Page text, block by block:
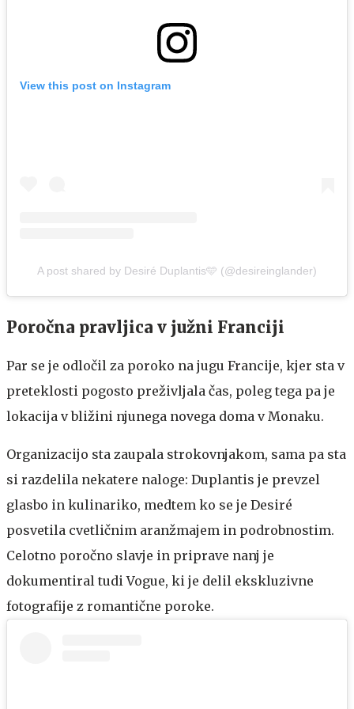
View this post on Instagram
A post shared by Desiré Duplantis🩵 (@desireinglander)
Poročna pravljica v južni Franciji
Par se je odločil za poroko na jugu Francije, kjer sta v
preteklosti pogosto preživljala čas, poleg tega pa je
lokacija v bližini njunega novega doma v Monaku.
Organizacijo sta zaupala strokovnjakom, sama pa sta
si razdelila nekatere naloge: Duplantis je prevzel
glasbo in kulinariko, medtem ko se je Desiré
posvetila cvetličnim aranžmajem in podrobnostim.
Celotno poročno slavje in priprave nanj je
dokumentiral tudi Vogue, ki je delil ekskluzivne
fotografije z romantične poroke.